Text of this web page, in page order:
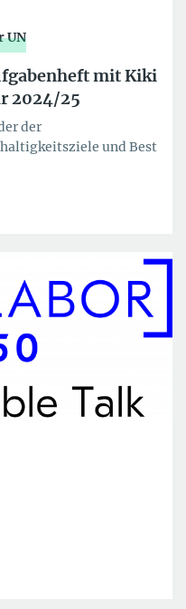
UN
mit Kiki
2024/25
der
und Best